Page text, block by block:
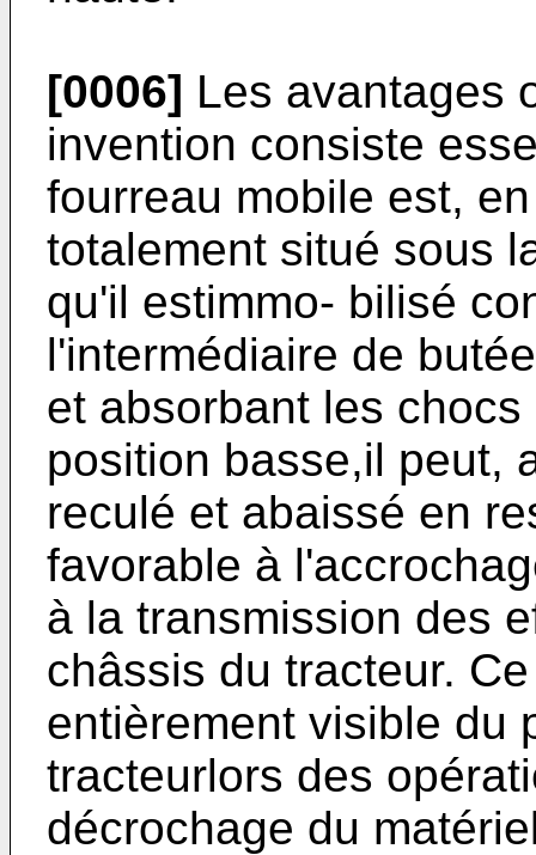
[0006] Les avantages
invention consiste
fourreau mobile est,
totalement situé sous
qu'il estimmo- bilisé
l'intermédiaire de
et absorbant les
position basse,il peut,
reculé et abaissé en
favorable à
à la transmission des
châssis du tracteur.
entièrement visible du
tracteurlors des
décrochage du